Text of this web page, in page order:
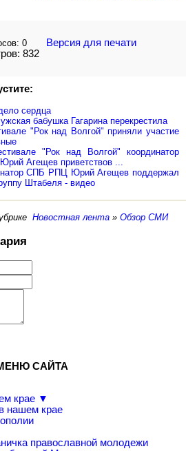
0
Версия для печати
832
сердца
бабушка Гагарина перекрестила
"Рок над Волгой" приняли участие
"Рок над Волгой" координатор
Агещев приветствов ...
СПБ РПЦ Юрий Агещев поддержал
Штабеля - видео
Новостная лента » Обзор СМИ
САЙТА
крае ▼
нашем крае
православной молодежи